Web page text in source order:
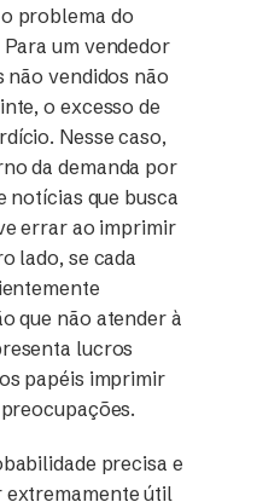
problema do
um vendedor
não vendidos não
o excesso de
Nesse caso,
da demanda por
notícias que busca
errar ao imprimir
lado, se cada
que não atender à
lucros
papéis imprimir
precisa e
extremamente útil